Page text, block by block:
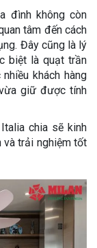
đình không còn
tâm đến cách
Đây cũng là lý
biệt là quạt trần
khách hàng
giữ được tính
chia sẽ kinh
và trải nghiệm tốt